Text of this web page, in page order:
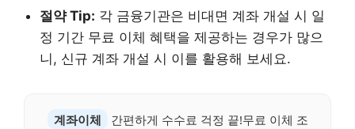
절약 Tip: 각 금융기관은 비대면 계좌 개설 시 일
정 기간 무료 이체 혜택을 제공하는 경우가 많으
니, 신규 계좌 개설 시 이를 활용해 보세요.
계좌이체
간편하게 수수료 걱정 끝!무료 이체 조